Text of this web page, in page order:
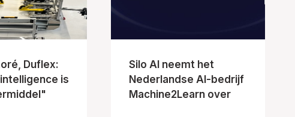
Duflex:
is
Silo AI neemt het
Nederlandse AI-bedrijf
Machine2Learn over